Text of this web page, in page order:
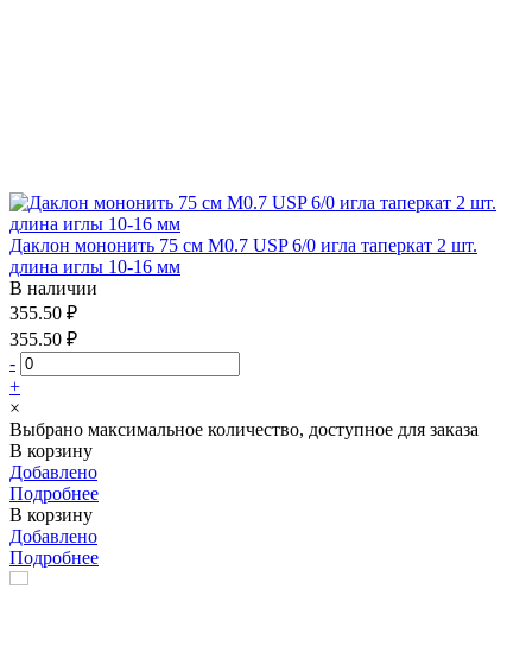
Даклон мононить 75 см М0.7 USP 6/0 игла таперкат 2 шт.
длина иглы 10-16 мм
В наличии
355.50 ₽
355.50 ₽
-
+
×
Выбрано максимальное количество, доступное для заказа
В корзину
Добавлено
Подробнее
В корзину
Добавлено
Подробнее